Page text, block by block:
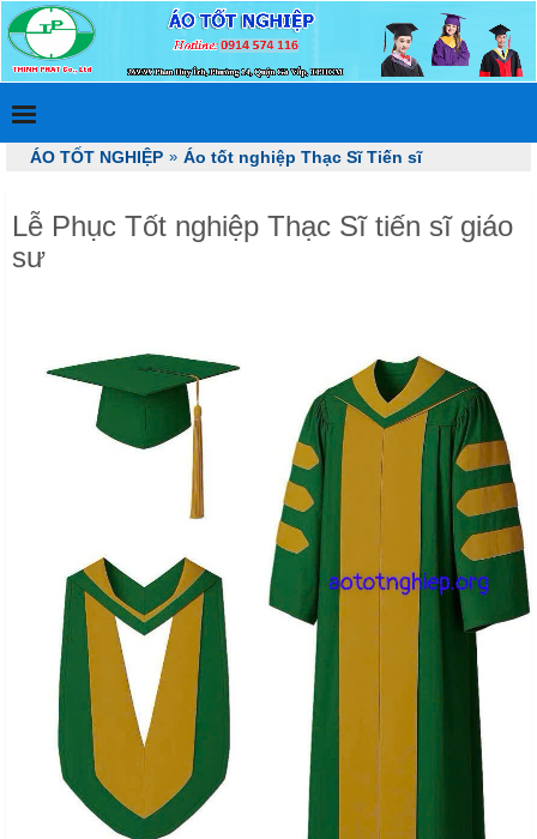
ÁO TỐT NGHIỆP » Áo tốt nghiệp Thạc Sĩ Tiến sĩ
Lễ Phục Tốt nghiệp Thạc Sĩ tiến sĩ giáo
sư